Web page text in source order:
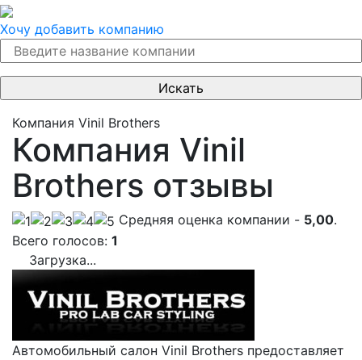
Хочу добавить компанию
Компания Vinil Brothers
Компания Vinil
Brothers отзывы
Cредняя оценка компании - 5,00.
Всего голосов: 1
Загрузка...
Автомобильный салон Vinil Brothers предоставляет